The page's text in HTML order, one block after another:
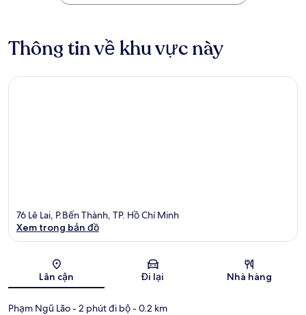
Thông tin về khu vực này
Bản đồ
76 Lê Lai, P.Bến Thành, TP. Hồ Chí Minh
Xem trong bản đồ
Lân cận Đi lại Nhà hàng
Phạm Ngũ Lão- 2 phút đi bộ- 0.2 km